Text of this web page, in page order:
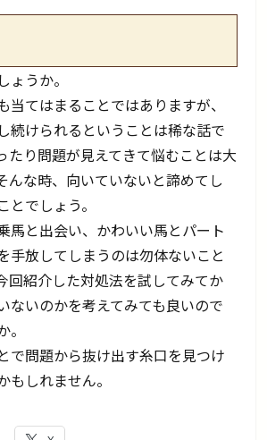
ょうか。
当てはまることではありますが、
続けられるということは稀な話で
たり問題が見えてきて悩むことは大
んな時、向いていないと諦めてし
とでしょう。
馬と出会い、かわいい馬とパート
手放してしまうのは勿体ないこと
回紹介した対処法を試してみてか
ないのかを考えてみても良いので
で問題から抜け出す糸口を見つけ
もしれません。